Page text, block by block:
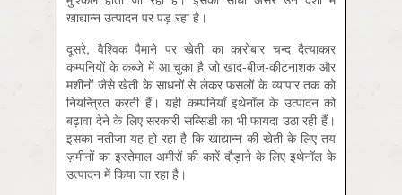
खाद्यान्न उत्पादन पर पड़ रहा है।
दूसरे, वैश्विक पैमाने पर खेती का कारोबार चन्द दैत्याकार
कम्पनियों के कब्जे में आ चुका है जो खाद-बीज-कीटनाशक और
मशीनों जैसे खेती के साधनों से लेकर फसलों के व्यापार तक को
नियन्त्रित करती हैं। यही कम्पनियाँ इथेनॉल के उत्पादन को
बढ़ावा देने के लिए सरकारी सब्सिडी का भी फायदा उठा रही हैं।
इसका नतीजा यह हो रहा है कि खाद्यान्न की खेती के लिए तय
ज़मीनों का इस्तेमाल अमीरों की कारें दौड़ाने के लिए इथेनॉल के
उत्पादन में किया जा रहा है।